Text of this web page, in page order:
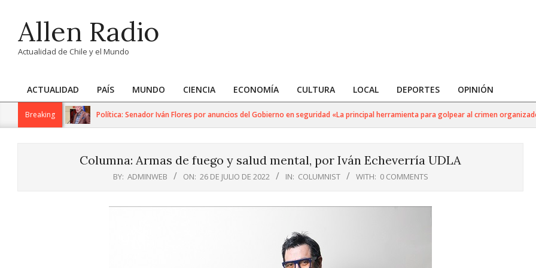
contentAllen Radio
Actualidad de Chile y el Mundo
Primary
Navigation
ACTUALIDAD PAÍS MUNDO CIENCIA ECONOMÍA CULTURA LOCAL DEPORTES OPINIÓN
Breaking Política: Senador Iván Flores por anuncios del Gobierno en seguridad «La principal herramienta para golpear al crimen organizado
Columna: Armas de fuego y salud mental, por Iván Echeverría UDLA
BY: ADMINWEB ON: 26 DE JULIO DE 2022 IN: COLUMNIST WITH: 0 COMMENTS